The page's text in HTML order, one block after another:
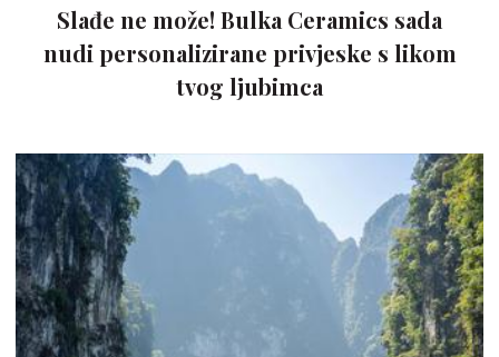
Slađe ne može! Bulka Ceramics sada
nudi personalizirane privjeske s likom
tvog ljubimca